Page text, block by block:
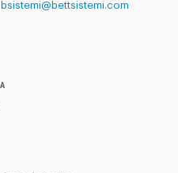
bsistemi@bettsistemi.com